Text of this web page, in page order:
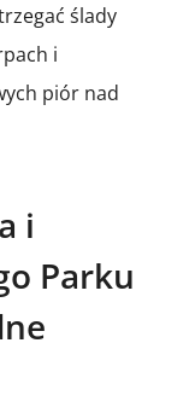
ślady
i
piór nad
i
Parku